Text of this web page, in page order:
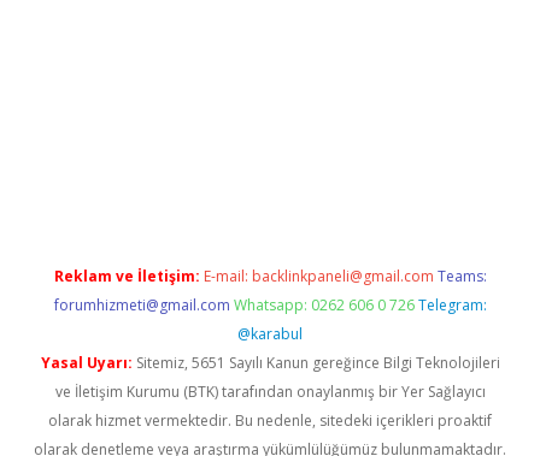
Reklam ve İletişim: E-mail: backlinkpaneli@gmail.com Teams:
forumhizmeti@gmail.com Whatsapp: 0262 606 0 726 Telegram:
@karabul
Yasal Uyarı: Sitemiz, 5651 Sayılı Kanun gereğince Bilgi Teknolojileri
ve İletişim Kurumu (BTK) tarafından onaylanmış bir Yer Sağlayıcı
olarak hizmet vermektedir. Bu nedenle, sitedeki içerikleri proaktif
olarak denetleme veya araştırma yükümlülüğümüz bulunmamaktadır.